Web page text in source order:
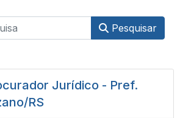
Pesquisar
Jurídico - Pref.
RS